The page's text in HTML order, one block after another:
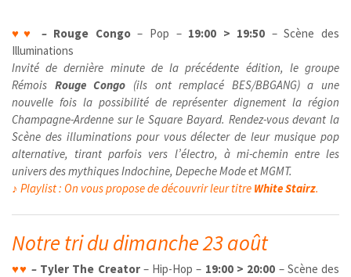
♥ ♥ –Rouge Congo– Pop – 19:00 > 19:50 – Scène des
Illuminations
Invité de dernière minute de la précédente édition, le groupe
Rémois Rouge Congo (ils ont remplacé BES/BBGANG) a une
nouvelle fois la possibilité de représenter dignement la région
Champagne-Ardenne sur le Square Bayard. Rendez-vous devant la
Scène des illuminations pour vous délecter de leur musique pop
alternative, tirant parfois vers l’électro, à mi-chemin entre les
univers des mythiques Indochine, Depeche Mode et MGMT.
♪ Playlist : On vous propose de découvrir leur titre White Stairz.
Notre tri du dimanche 23 août
♥♥ –Tyler The Creator– Hip-Hop – 19:00 > 20:00 – Scène des